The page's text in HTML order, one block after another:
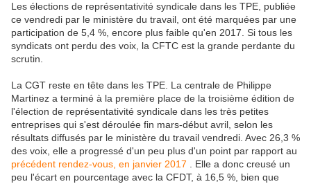
Les élections de représentativité syndicale dans les TPE, publiée
ce vendredi par le ministère du travail, ont été marquées par une
participation de 5,4 %, encore plus faible qu'en 2017. Si tous les
syndicats ont perdu des voix, la CFTC est la grande perdante du
scrutin.
La CGT reste en tête dans les TPE. La centrale de Philippe
Martinez a terminé à la première place de la troisième édition de
l'élection de représentativité syndicale dans les très petites
entreprises qui s'est déroulée fin mars-début avril, selon les
résultats diffusés par le ministère du travail vendredi. Avec 26,3 %
des voix, elle a progressé d'un peu plus d'un point par rapport au
précédent rendez-vous, en janvier 2017 . Elle a donc creusé un
peu l'écart en pourcentage avec la CFDT, à 16,5 %, bien que